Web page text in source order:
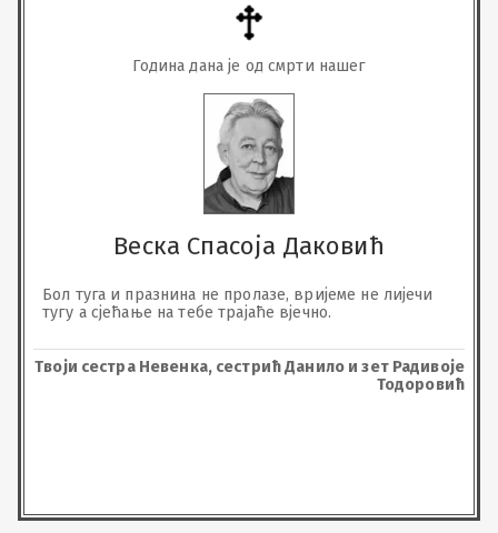
Година дана је од смрти нашег
Веска Спасоја Даковић
Бол туга и празнина не пролазе, вријеме не лијечи
тугу а сјећање на тебе трајаће вјечно.
Твоји сестра Невенка, сестрић Данило и зет Радивоје
Тодоровић